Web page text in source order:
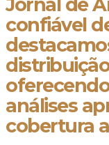
confiável
análises
cobertura